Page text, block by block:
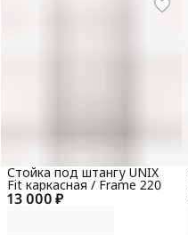
13 000 ₽
Стойка под штангу UNIX
Fit каркасная / Frame 220